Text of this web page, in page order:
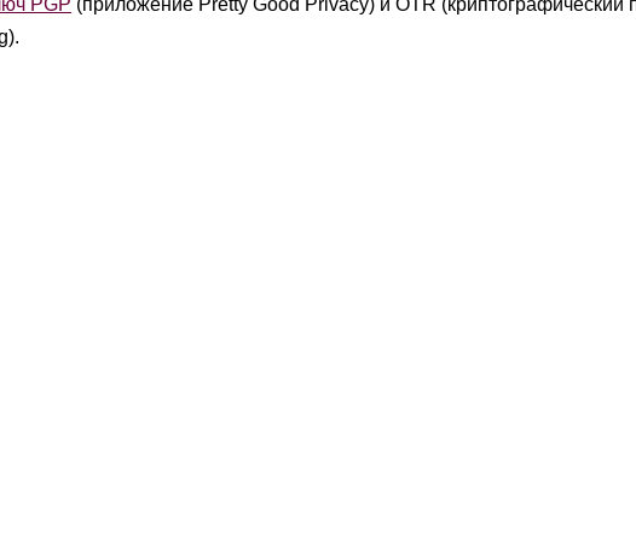
PGP (приложение Pretty Good Privacy) и OTR (криптографический